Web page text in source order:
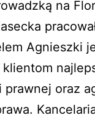
na
Agnieszki
prawnej oraz